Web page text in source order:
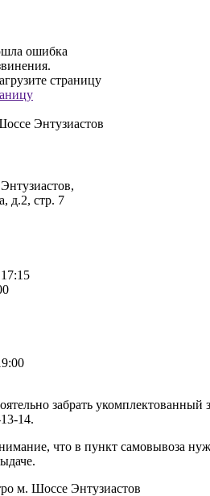
ошибка
страницу
Энтузиастов
д.2, стр. 7
забрать
14.
что в пункт самовывоза
м. Шоссе Энтузиастов